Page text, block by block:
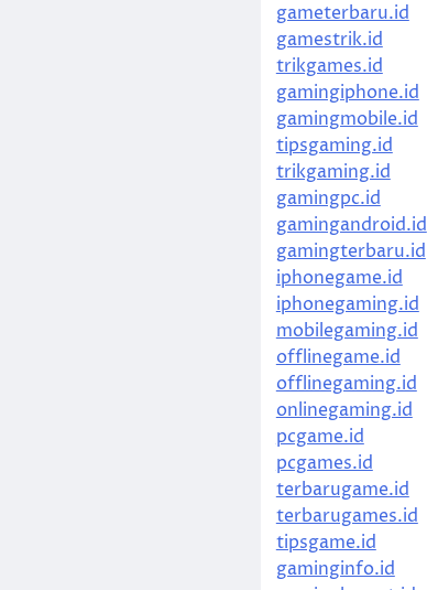
gameterbaru.id
gamestrik.id
trikgames.id
gamingiphone.id
gamingmobile.id
tipsgaming.id
trikgaming.id
gamingpc.id
gamingandroid.id
gamingterbaru.id
iphonegame.id
iphonegaming.id
mobilegaming.id
offlinegame.id
offlinegaming.id
onlinegaming.id
pcgame.id
pcgames.id
terbarugame.id
terbarugames.id
tipsgame.id
gaminginfo.id